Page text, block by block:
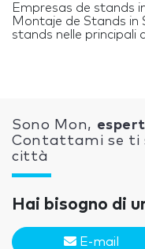
Empresas de stands
Montaje de Stands in
stands nelle principali
Sono Mon,
Contattami se ti
città
Hai bisogno di
E-mail